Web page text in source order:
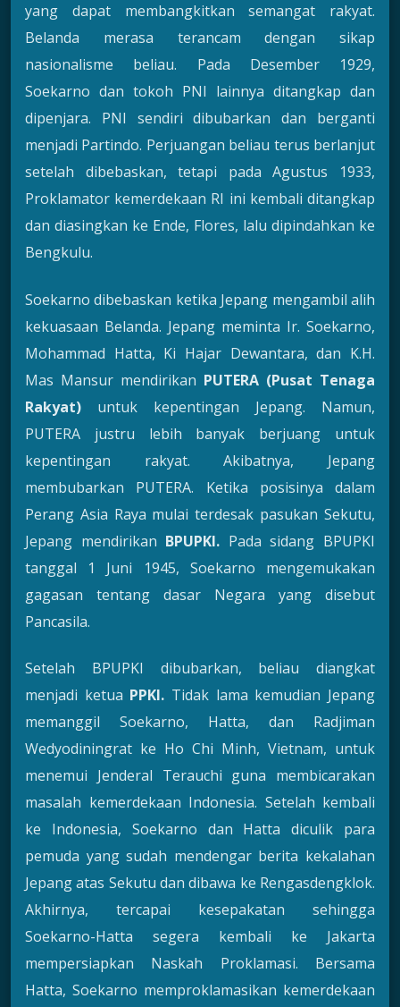
yang dapat membangkitkan semangat rakyat.
Belanda merasa terancam dengan sikap
nasionalisme beliau. Pada Desember 1929,
Soekarno dan tokoh PNI lainnya ditangkap dan
dipenjara. PNI sendiri dibubarkan dan berganti
menjadi Partindo. Perjuangan beliau terus berlanjut
setelah dibebaskan, tetapi pada Agustus 1933,
Proklamator kemerdekaan RI ini kembali ditangkap
dan diasingkan ke Ende, Flores, lalu dipindahkan ke
Bengkulu.
Soekarno dibebaskan ketika Jepang mengambil alih
kekuasaan Belanda. Jepang meminta Ir. Soekarno,
Mohammad Hatta, Ki Hajar Dewantara, dan K.H.
Mas Mansur mendirikan PUTERA (Pusat Tenaga
Rakyat) untuk kepentingan Jepang. Namun,
PUTERA justru lebih banyak berjuang untuk
kepentingan rakyat. Akibatnya, Jepang
membubarkan PUTERA. Ketika posisinya dalam
Perang Asia Raya mulai terdesak pasukan Sekutu,
Jepang mendirikan BPUPKI. Pada sidang BPUPKI
tanggal 1 Juni 1945, Soekarno mengemukakan
gagasan tentang dasar Negara yang disebut
Pancasila.
Setelah BPUPKI dibubarkan, beliau diangkat
menjadi ketua PPKI. Tidak lama kemudian Jepang
memanggil Soekarno, Hatta, dan Radjiman
Wedyodiningrat ke Ho Chi Minh, Vietnam, untuk
menemui Jenderal Terauchi guna membicarakan
masalah kemerdekaan Indonesia. Setelah kembali
ke Indonesia, Soekarno dan Hatta diculik para
pemuda yang sudah mendengar berita kekalahan
Jepang atas Sekutu dan dibawa ke Rengasdengklok.
Akhirnya, tercapai kesepakatan sehingga
Soekarno-Hatta segera kembali ke Jakarta
mempersiapkan Naskah Proklamasi. Bersama
Hatta, Soekarno memproklamasikan kemerdekaan